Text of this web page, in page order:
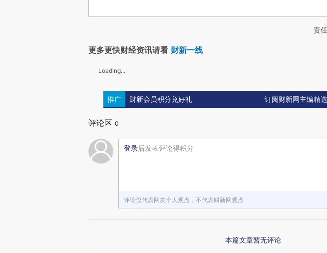
责
更多更快财经资讯请看 财新一线
Loading...
推广 财新会员积分兑好礼 订阅财新网主编精
评论区 0
登录后发表评论得积分
评论仅代表网友个人观点，不代表财新网观点
本篇文章暂无评论